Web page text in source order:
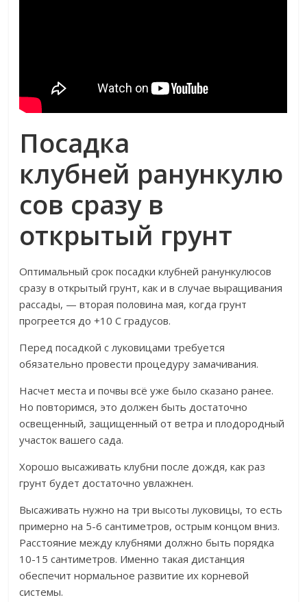
Посадка
клубней ранункулю
сов сразу в
открытый грунт
Оптимальный срок посадки клубней ранункулюсов
сразу в открытый грунт, как и в случае выращивания
рассады, — вторая половина мая, когда грунт
прогреется до +10 С градусов.
Перед посадкой с луковицами требуется
обязательно провести процедуру замачивания.
Насчет места и почвы всё уже было сказано ранее.
Но повторимся, это должен быть достаточно
освещенный, защищенный от ветра и плодородный
участок вашего сада.
Хорошо высаживать клубни после дождя, как раз
грунт будет достаточно увлажнен.
Высаживать нужно на три высоты луковицы, то есть
примерно на 5-6 сантиметров, острым концом вниз.
Расстояние между клубнями должно быть порядка
10-15 сантиметров. Именно такая дистанция
обеспечит нормальное развитие их корневой
системы.